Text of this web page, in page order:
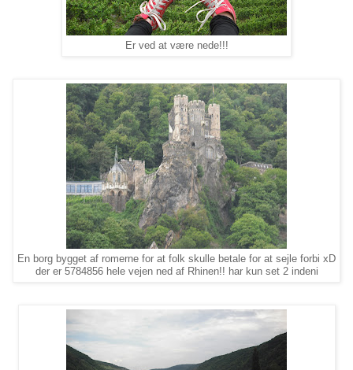
Er ved at være nede!!!
En borg bygget af romerne for at folk skulle betale for at sejle forbi xD
der er 5784856 hele vejen ned af Rhinen!! har kun set 2 indeni